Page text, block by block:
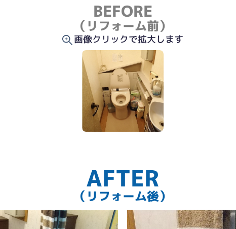
BEFORE
（リフォーム前）
画像クリックで拡大します
AFTER
（リフォーム後）